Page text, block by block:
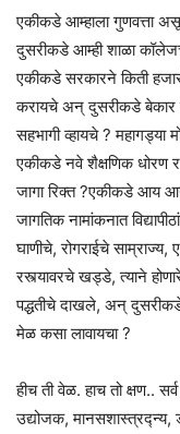
एकीकडे आम्हाला गुणवत्ता
दुसरीकडे आम्ही शाळा
एकीकडे सरकारने किती
करायचे अन् दुसरीकडे बेकार
सहभागी व्हायचे ? महागड्या
एकीकडे नवे शैक्षणिक धोरण
जागा रिक्त ?एकीकडे आय
जागतिक नामांकनात
घाणीचे, रोगराईचे
रस्त्यावरचे खड्डे, त्याने
पद्धतीचे दाखले, अन्
मेळ कसा लावायचा ?
हीच ती वेळ. हाच तो क्षण..
उद्योजक, मानसशास्त्रद्न्य,